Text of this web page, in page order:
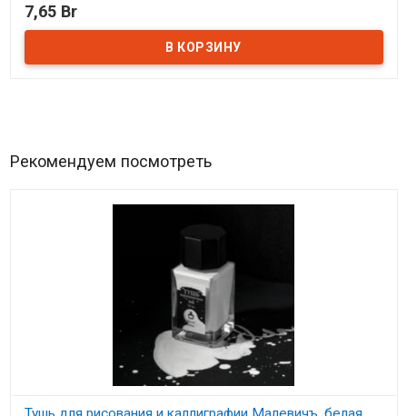
7,65 Br
Рекомендуем посмотреть